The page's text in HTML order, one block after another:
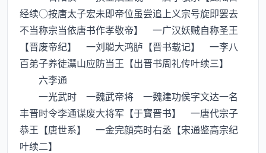
经续○按唐太子宏未即帝位虽尝追上义宗号旋即罢去
不当称宗当依唐书作孝敬帝】 一广汉妖贼自称圣王
【晋废帝纪】 一刘聪大鸿胪【晋书载记】 一李八
百弟子养徒灊山应防当王【出晋书周礼传叶续三】
六李通
一光武时 一魏武帝将 一魏建功侯字文达一名
丰晋时令李通谋废大将军【于寳晋书】 一唐代宗子
恭王【唐世系】 一金完顔亮时右丞【宋通鉴高宗纪
叶续二】